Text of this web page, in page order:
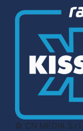
© CN MEDIA S.r.l.